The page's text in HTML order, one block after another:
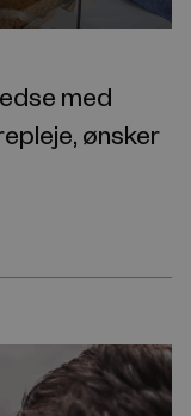
med
ønsker